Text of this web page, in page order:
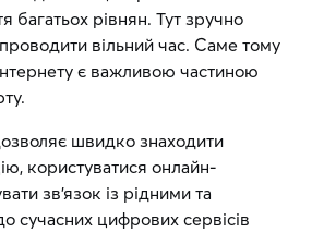
багатьох рівнян. Тут зручно
вільний час. Саме тому
є важливою частиною
швидко знаходити
користуватися онлайн-
зв’язок із рідними та
сучасних цифрових сервісів